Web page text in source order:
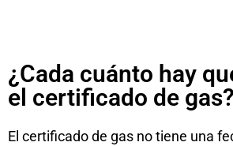
¿Cada cuánto hay
el certificado de gas?
El certificado de gas no tiene una